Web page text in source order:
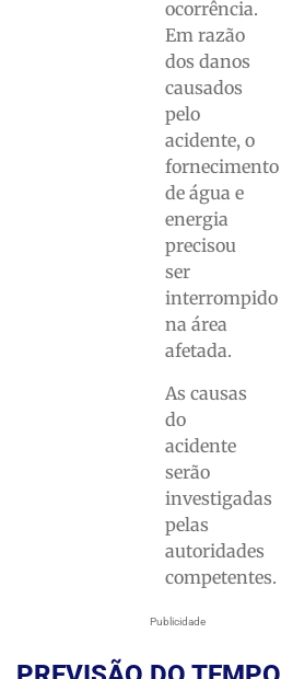
Publicidade
ocorrência.
Em razão
dos danos
causados
pelo
acidente, o
fornecimento
de água e
energia
precisou
ser
interrompido
na área
afetada.
As causas
do
acidente
serão
investigadas
pelas
autoridades
competentes.